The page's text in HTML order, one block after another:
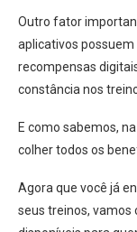
Outro fator
aplicativos
recompensas
constância nos
E como sabemos,
colher todos os
Agora que você já
seus treinos, vamos